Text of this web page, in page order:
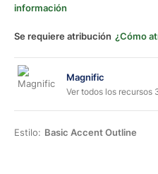
información
Se requiere atribución ¿Cómo
Magnific
Ver todos los recursos
Estilo: Basic Accent Outline